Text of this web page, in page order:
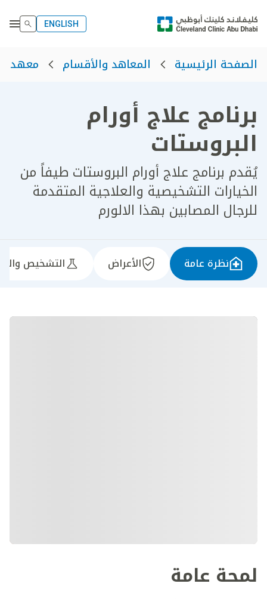
ENGLISH
الصفحة الرئيسية المعاهد والأقسام معهد
برنامج علاج أورام
البروستات
يُقدم برنامج علاج أورام البروستات طيفاً من
الخيارات التشخيصية والعلاجية المتقدمة
للرجال المصابين بهذا الالورم
نظرة عامة الأعراض التشخيص
لمحة عامة